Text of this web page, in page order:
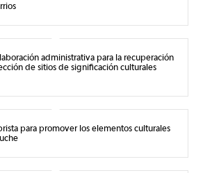
administrativa para la recuperación
de sitios de significación culturales
para promover los elementos culturales